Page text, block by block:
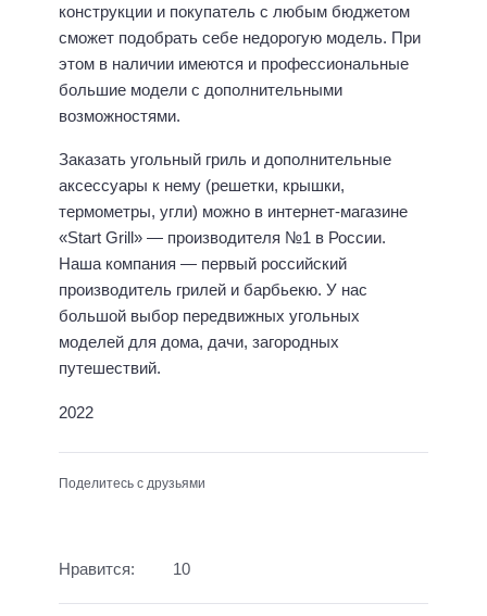
конструкции и покупатель с любым бюджетом
сможет подобрать себе недорогую модель. При
этом в наличии имеются и профессиональные
большие модели с дополнительными
возможностями.
Заказать угольный гриль и дополнительные
аксессуары к нему (решетки, крышки,
термометры, угли) можно в интернет-магазине
«Start Grill» — производителя №1 в России.
Наша компания — первый российский
производитель грилей и барбьекю. У нас
большой выбор передвижных угольных
моделей для дома, дачи, загородных
путешествий.
2022
Поделитесь с друзьями
Нравится: 10